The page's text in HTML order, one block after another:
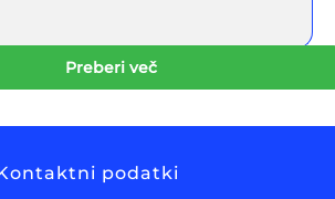
Preberi več
podatki